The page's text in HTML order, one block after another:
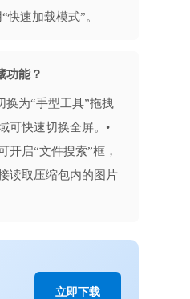
快速加载模式”。
功能？
换为“手型工具”拖拽
可快速切换全屏。•
开启“文件搜索”框，
读取压缩包内的图片
立即下载